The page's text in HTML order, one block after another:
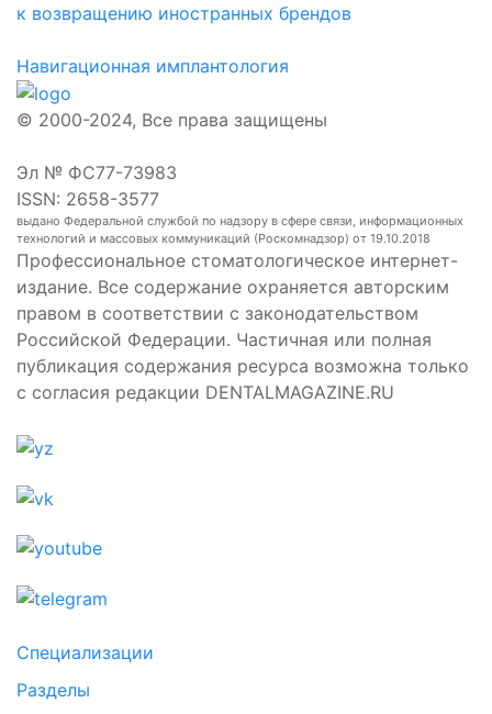
к возвращению иностранных брендов
Навигационная имплантология
© 2000-2024, Все права защищены
Эл № ФС77-73983
ISSN: 2658-3577
выдано Федеральной службой по надзору в сфере связи, информационных
технологий и массовых коммуникаций (Роскомнадзор) от 19.10.2018
Профессиональное стоматологическое интернет-
издание. Все содержание охраняется авторским
правом в соответствии с законодательством
Российской Федерации. Частичная или полная
публикация содержания ресурса возможна только
с согласия редакции DENTALMAGAZINE.RU
Специализации
Разделы